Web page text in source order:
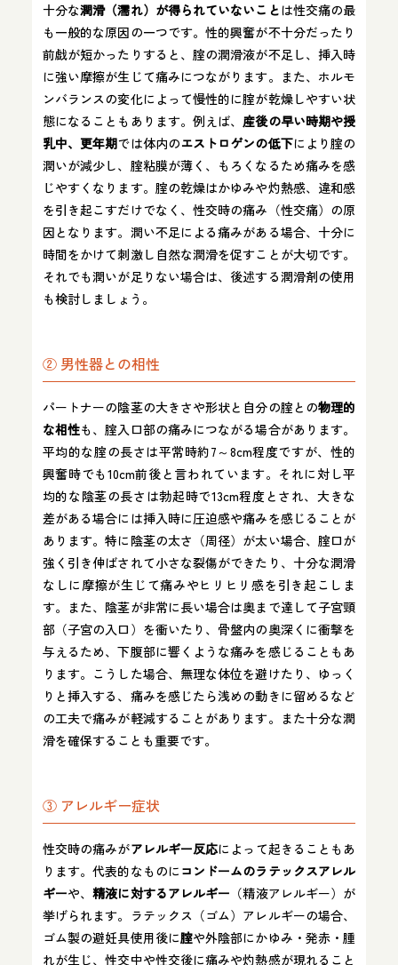
十分な潤滑（濡れ）が得られていないことは性交痛の最
も一般的な原因の一つです。性的興奮が不十分だったり
前戯が短かったりすると、腟の潤滑液が不足し、挿入時
に強い摩擦が生じて痛みにつながります。また、ホルモ
ンバランスの変化によって慢性的に腟が乾燥しやすい状
態になることもあります。例えば、産後の早い時期や授
乳中、更年期では体内のエストロゲンの低下により腟の
潤いが減少し、腟粘膜が薄く、もろくなるため痛みを感
じやすくなります。腟の乾燥はかゆみや灼熱感、違和感
を引き起こすだけでなく、性交時の痛み（性交痛）の原
因となります。潤い不足による痛みがある場合、十分に
時間をかけて刺激し自然な潤滑を促すことが大切です。
それでも潤いが足りない場合は、後述する潤滑剤の使用
も検討しましょう。
② 男性器との相性
パートナーの陰茎の大きさや形状と自分の腟との物理的
な相性も、腟入口部の痛みにつながる場合があります。
平均的な腟の長さは平常時約7～8cm程度ですが、性的
興奮時でも10cm前後と言われています。それに対し平
均的な陰茎の長さは勃起時で13cm程度とされ、大きな
差がある場合には挿入時に圧迫感や痛みを感じることが
あります。特に陰茎の太さ（周径）が太い場合、腟口が
強く引き伸ばされて小さな裂傷ができたり、十分な潤滑
なしに摩擦が生じて痛みやヒリヒリ感を引き起こしま
す。また、陰茎が非常に長い場合は奥まで達して子宮頸
部（子宮の入口）を衝いたり、骨盤内の奥深くに衝撃を
与えるため、下腹部に響くような痛みを感じることもあ
ります。こうした場合、無理な体位を避けたり、ゆっく
りと挿入する、痛みを感じたら浅めの動きに留めるなど
の工夫で痛みが軽減することがあります。また十分な潤
滑を確保することも重要です。
③ アレルギー症状
性交時の痛みがアレルギー反応によって起きることもあ
ります。代表的なものに コンドームのラテックスアレル
ギーや、精液に対するアレルギー （精液アレルギー）が
挙げられます。ラテックス（ゴム）アレルギーの場合、
ゴム製の避妊具使用後に腟や外陰部にかゆみ・発赤・腫
れが生じ、性交中や性交後に痛みや灼熱感が現れること